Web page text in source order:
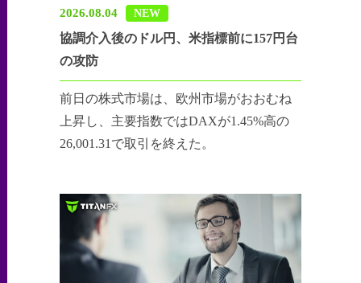
2026.08.04 NEW
協調介入後のドル円、米指標前に157円台
の攻防
前日の株式市場は、欧州市場がおおむね
上昇し、主要指数ではDAXが1.45%高の
26,001.31で取引を終えた。